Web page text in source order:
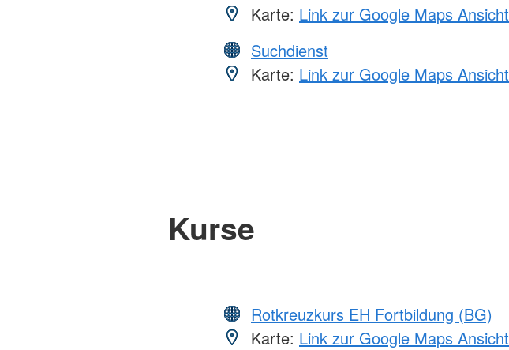
Karte: Link zur Google Maps Ansicht
Suchdienst
Karte: Link zur Google Maps Ansicht
Kurse
Rotkreuzkurs EH Fortbildung (BG)
Karte: Link zur Google Maps Ansicht